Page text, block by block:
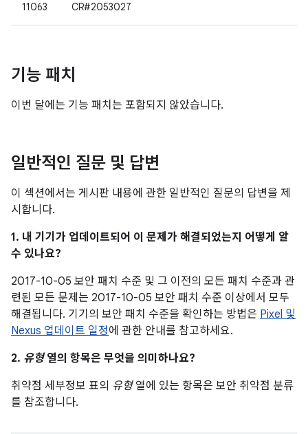
11063
CR#2053027
기능 패치
이번 달에는 기능 패치는 포함되지 않았습니다.
일반적인 질문 및 답변
이 섹션에서는 게시판 내용에 관한 일반적인 질문의 답변을 제
시합니다.
1. 내 기기가 업데이트되어 이 문제가 해결되었는지 어떻게 알
수 있나요?
2017-10-05 보안 패치 수준 및 그 이전의 모든 패치 수준과 관
련된 모든 문제는 2017-10-05 보안 패치 수준 이상에서 모두
해결됩니다. 기기의 보안 패치 수준을 확인하는 방법은 Pixel 및
Nexus 업데이트 일정에 관한 안내를 참고하세요.
2. 유형열의 항목은 무엇을 의미하나요?
취약점 세부정보 표의 유형열에 있는 항목은 보안 취약점 분류
를 참조합니다.